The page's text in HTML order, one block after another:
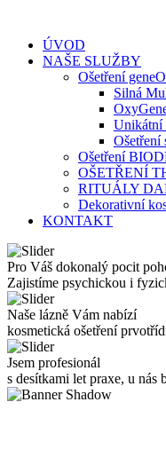
contentÚVOD
NAŠE SLUŽBY
Ošetření
Silná
Unikátní
Ošetření
Ošetření
OŠETŘENÍ
RITUÁLY
Dekorativní
KONTAKT
Pro Váš dokonalý pocit
Zajistíme psychickou i
Naše lázně Vám nabízí
kosmetická ošetření
Jsem profesionál
s desítkami let praxe, u nás